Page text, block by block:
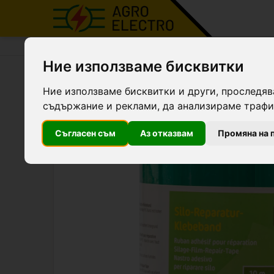
Ние използваме бисквитки
Ние използваме бисквитки и други,
съдържание и реклами, да анализираме
Съгласен съм Аз отказвам Промяна на
Самозалепваща се лента